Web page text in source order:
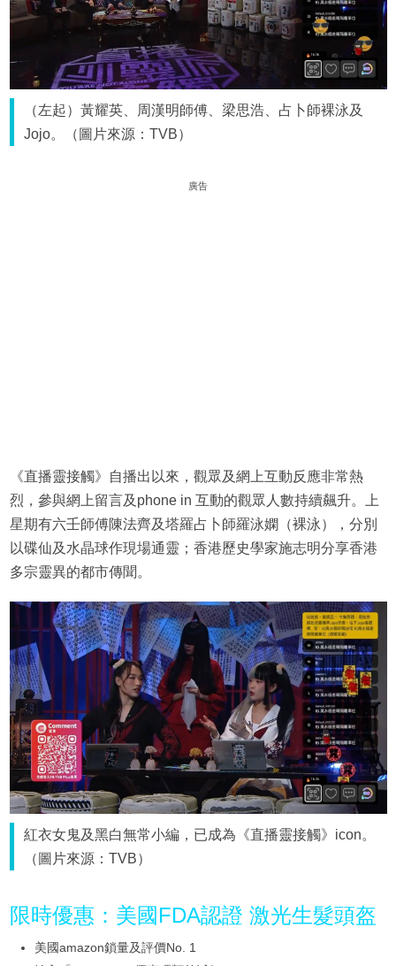
（左起）黃耀英、周漢明師傅、梁思浩、占卜師裸泳及
Jojo。（圖片來源：TVB）
廣告
《直播靈接觸》自播出以來，觀眾及網上互動反應非常熱
烈，參與網上留言及phone in 互動的觀眾人數持續飆升。上
星期有六壬師傅陳法齊及塔羅占卜師羅泳嫻（裸泳），分別
以碟仙及水晶球作現場通靈；香港歷史學家施志明分享香港
多宗靈異的都市傳聞。
紅衣女鬼及黑白無常小編，已成為《直播靈接觸》icon。
（圖片來源：TVB）
限時優惠：美國FDA認證 激光生髮頭盔
美國amazon鎖量及評價No. 1